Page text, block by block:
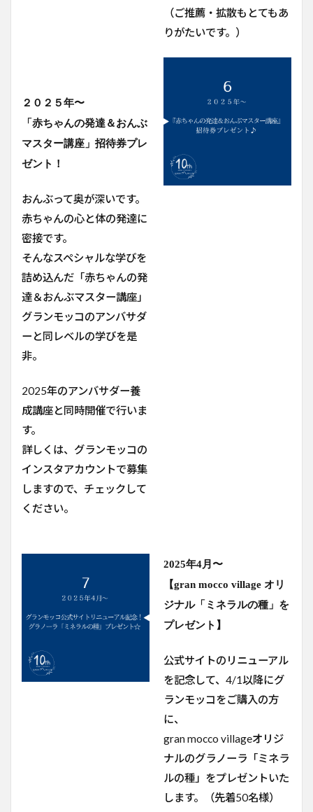
（ご推薦・拡散もとてもあ
りがたいです。）
２０２５年〜
「赤ちゃんの発達＆おんぶ
マスター講座」招待券プレ
ゼント！
おんぶって奥が深いです。
赤ちゃんの心と体の発達に
密接です。
そんなスペシャルな学びを
詰め込んだ「赤ちゃんの発
達＆おんぶマスター講座」
グランモッコのアンバサダ
ーと同レベルの学びを是
非。
2025年のアンバサダー養
成講座と同時開催で行いま
す。
詳しくは、グランモッコの
インスタアカウントで募集
しますので、チェックして
ください。
2025年4月〜
【gran mocco village オリ
ジナル「ミネラルの種」を
プレゼント】
公式サイトのリニューアル
を記念して、4/1以降にグ
ランモッコをご購入の方
に、
gran mocco villageオリジ
ナルのグラノーラ「ミネラ
ルの種」をプレゼントいた
します。（先着50名様）